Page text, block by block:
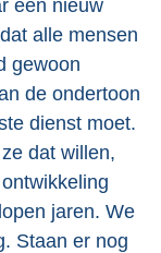
een nieuw
alle mensen
gewoon
de ondertoon
dienst moet.
dat willen,
jaren. We
Staan er nog